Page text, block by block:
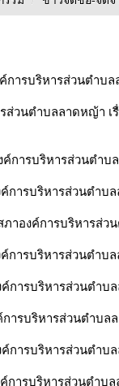
การบริหารส่วนตำบ
ส่วนตำบลลาดหญ้า
ค์การบริหารส่วนตำ
ค์การบริหารส่วนตำ
ภาองค์การบริหารส่
การบริหารส่วนตำ
ค์การบริหารส่วนตำ
การบริหารส่วนตำบ
ค์การบริหารส่วนตำ
การบริหารส่วนตำ